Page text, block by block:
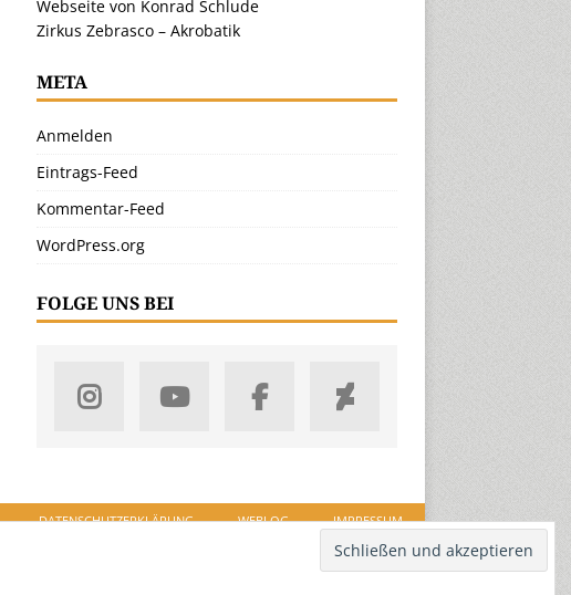
Webseite von Konrad Schlude
Zirkus Zebrasco – Akrobatik
META
Anmelden
Eintrags-Feed
Kommentar-Feed
WordPress.org
FOLGE UNS BEI
DATENSCHUTZERKLÄRUNG WEBLOG IMPRESSUM